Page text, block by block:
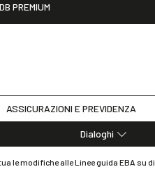
Ottobre
DB PREMIUM
ASSICURAZIONI E PREVIDENZA
Dialoghi
le modifiche alle Linee guida EBA su